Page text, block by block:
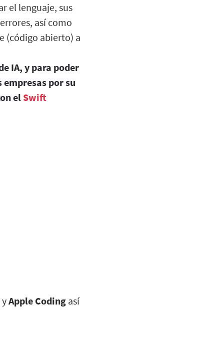
el lenguaje, sus
así como
(código abierto) a
IA, y para poder
por su
el Swift
yApple Coding así